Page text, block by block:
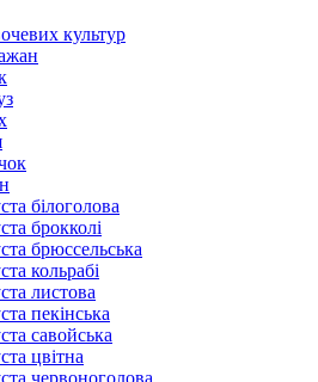
культур
білоголова
брокколі
брюссельська
кольрабі
листова
пекінська
савойська
цвітна
червоноголова